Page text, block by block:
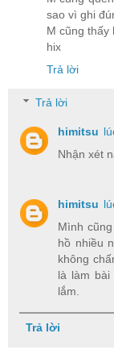
sao vì ghi
M cũng thấy
hix
Trả lời
Trả lời
himitsu
Nhận xét
himitsu
Mình
hồ nhiều
không
là làm bài
lắm.
Trả lời